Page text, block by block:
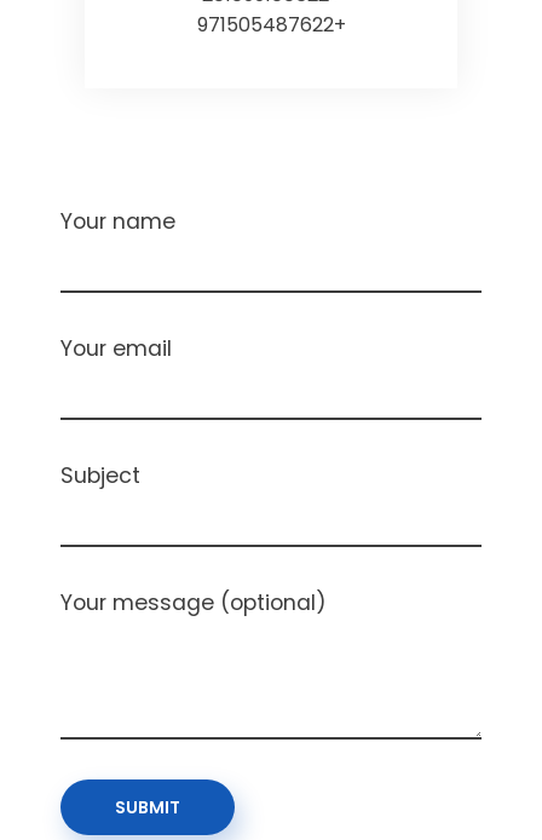
+971505487622
Your name
Your email
Subject
Your message (optional)